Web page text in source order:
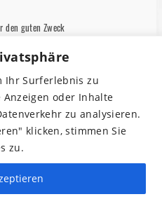
Ihr Surferlebnis zu
oder Inhalte
zu analysieren.
klicken, stimmen Sie
zu.
den guten Zweck
Shop / AGB